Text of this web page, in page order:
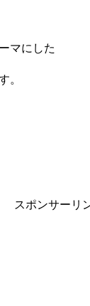
マにした
。
スポンサーリ